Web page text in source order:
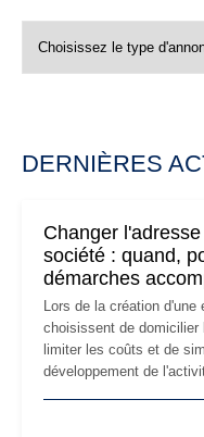
DERNIÈRES
Changer
société : quand,
démarches
Lors de la création d'une
choisissent de
limiter les coûts et de
développement de
professionnels,